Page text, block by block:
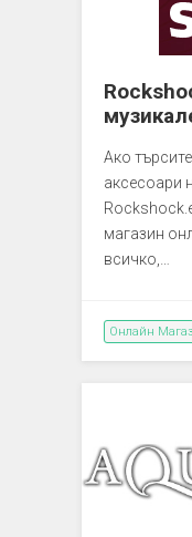
Ако
аксесоари
магазин
всичко,…
Онлайн